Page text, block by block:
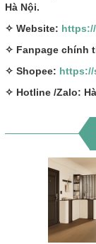
Hà Nội.
✧ Website:
✧ Fanpage chính
✧ Shopee: https://
✧ Hotline /Zalo: